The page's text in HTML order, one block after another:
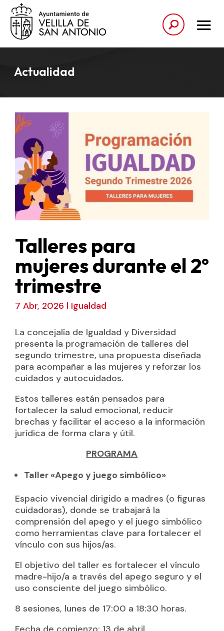
Actualidad
Talleres para
mujeres durante el 2º
trimestre
7 Abr, 2026 | Igualdad
La concejalía de Igualdad y Diversidad
presenta la programación de talleres del
segundo trimestre, una propuesta diseñada
para acompañar a las mujeres y reforzar los
cuidados y autocuidados.
Estos talleres están pensados para
fortalecer la salud emocional, reducir
brechas y facilitar el acceso a la información
jurídica de forma clara y útil.
PROGRAMA
Taller «Apego y juego simbólico»
Espacio vivencial dirigido a madres (o figuras
cuidadoras), donde se trabajará la
comprensión del apego y el juego simbólico
como herramientas clave para fortalecer el
vínculo con sus hijos/as.
El objetivo del taller es fortalecer el vínculo
madre-hijo/a a través del apego seguro y el
uso consciente del juego simbólico.
8 sesiones, lunes de 17:00 a 18:30 horas.